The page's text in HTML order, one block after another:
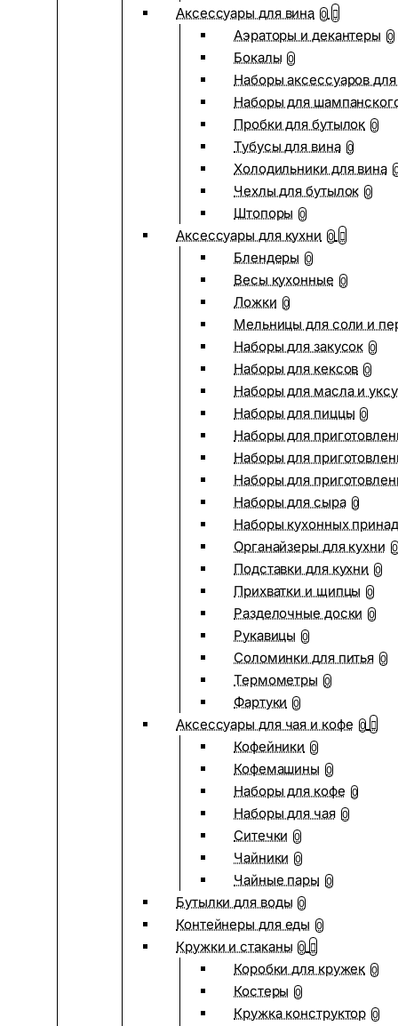
Аксессуары для вина 0
Аэраторы и декантеры 0
Бокалы 0
Наборы аксессуаров
Наборы для
Пробки для бутылок 0
Тубусы для вина 0
Холодильники для вина
Чехлы для бутылок 0
Штопоры 0
Аксессуары для кухни 0
Блендеры 0
Весы кухонные 0
Ложки 0
Мельницы для соли и
Наборы для закусок 0
Наборы для кексов 0
Наборы для масла и
Наборы для пиццы 0
Наборы для
Наборы для
Наборы для
Наборы для сыра 0
Наборы кухонных
Органайзеры для кухни 0
Подставки для кухни 0
Прихватки и щипцы 0
Разделочные доски 0
Рукавицы 0
Соломинки для питья 0
Термометры 0
Фартуки 0
Аксессуары для чая и кофе 0
Кофейники 0
Кофемашины 0
Наборы для кофе 0
Наборы для чая 0
Ситечки 0
Чайники 0
Чайные пары 0
Бутылки для воды 0
Контейнеры для еды 0
Кружки и стаканы 0
Коробки для кружек 0
Костеры 0
Кружка конструктор 0